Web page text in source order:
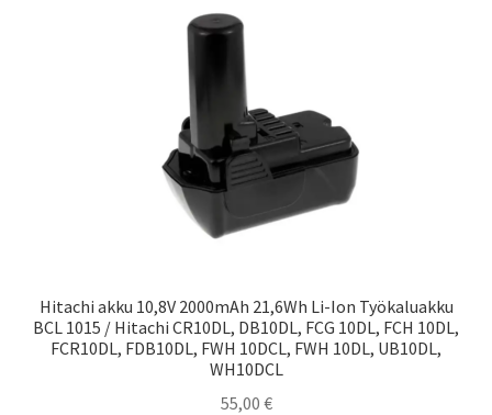
Hitachi akku 10,8V 2000mAh 21,6Wh Li-Ion Työkaluakku
BCL 1015 / Hitachi CR10DL, DB10DL, FCG 10DL, FCH 10DL,
FCR10DL, FDB10DL, FWH 10DCL, FWH 10DL, UB10DL,
WH10DCL
55,00 €